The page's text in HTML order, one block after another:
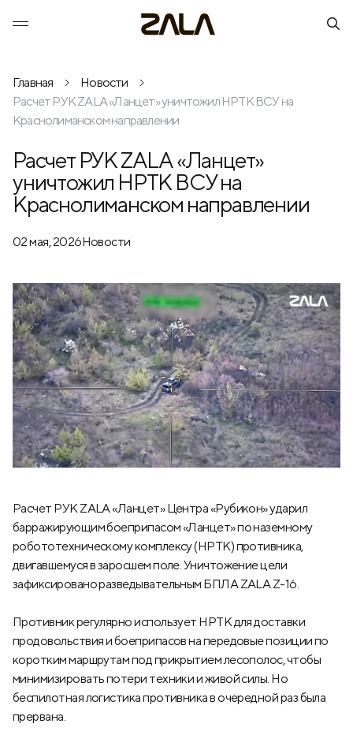
Главная
Новости
Расчет РУК ZALA «Ланцет» уничтожил НРТК ВСУ на
Краснолиманском направлении
Расчет РУК ZALA «Ланцет»
уничтожил НРТК ВСУ на
Краснолиманском направлении
02 мая, 2026Новости
Расчет РУК ZALA «Ланцет» Центра «Рубикон» ударил
барражирующим боеприпасом «Ланцет» по наземному
робототехническому комплексу (НРТК) противника,
двигавшемуся в заросшем поле. Уничтожение цели
зафиксировано разведывательным БПЛА ZALA Z-16.
Противник регулярно использует НРТК для доставки
продовольствия и боеприпасов на передовые позиции по
коротким маршрутам под прикрытием лесополос, чтобы
минимизировать потери техники и живой силы. Но
беспилотная логистика противника в очередной раз была
прервана.